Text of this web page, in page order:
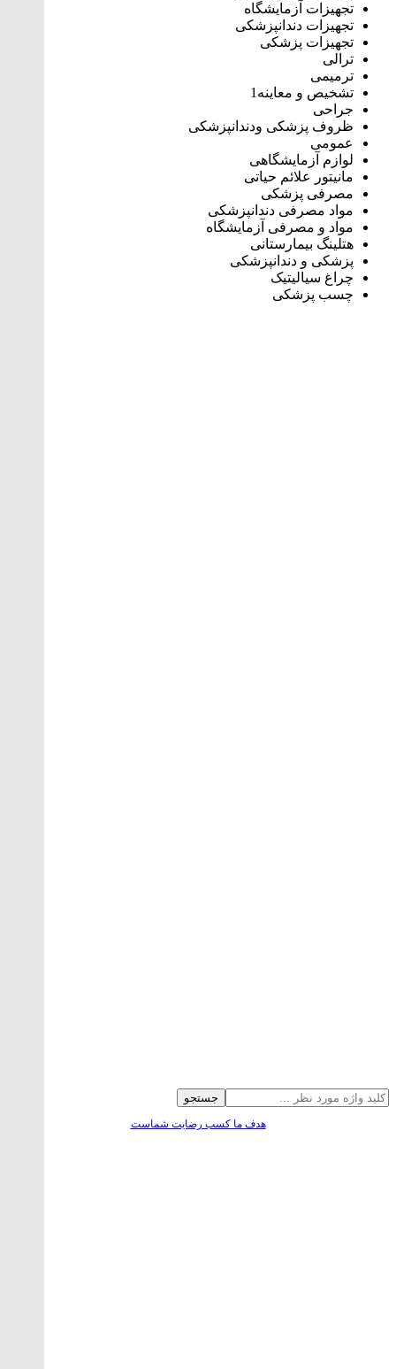
تجهیزات آزمایشگاه
تجهیزات دندانپزشکی
تجهیزات پزشکی
ترالی
ترمیمی
تشخیص و معاینه1
جراحی
ظروف پزشکی ودندانپزشکی
عمومی
لوازم آزمایشگاهی
مانیتور علائم حیاتی
مصرفی پزشکی
مواد مصرفی دندانپزشکی
مواد و مصرفی آزمایشگاه
هتلینگ‌ بیمارستانی
پزشکی و دندانپزشکی
چراغ سیالیتیک
چسب پزشکی
جستجو
هدف ما کسب رضایت شماست